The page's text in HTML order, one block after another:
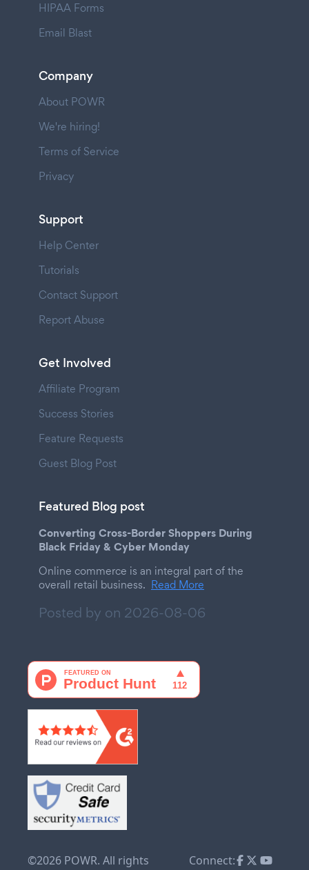
HIPAA Forms
Email Blast
Company
About POWR
We're hiring!
Terms of Service
Privacy
Support
Help Center
Tutorials
Contact Support
Report Abuse
Get Involved
Affiliate Program
Success Stories
Feature Requests
Guest Blog Post
Featured Blog post
Converting Cross-Border Shoppers During
Black Friday & Cyber Monday
Online commerce is an integral part of the
overall retail business. Read More
Posted by on 2026-08-06
©2026 POWR. All rights
Connect: